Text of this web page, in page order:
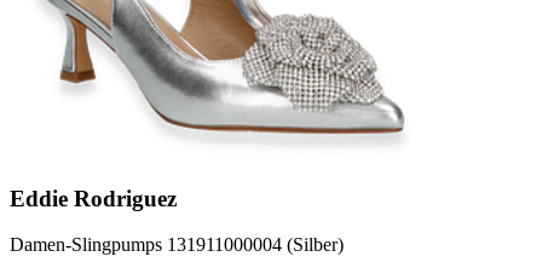
Eddie Rodriguez
Damen-Slingpumps 131911000004 (Silber)